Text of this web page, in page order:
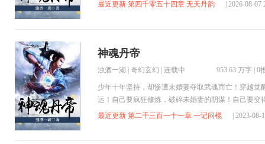
最近更新 第四千零五十四章 无天丹韵 | 2026-08-
神魂丹帝
浊酒一湖 奇幻玄幻 | 连载中 953.63 万字 0
少年十年坚持，却惨遭未婚妻夺取武魂而亡！穿越
运！自己要疯狂修炼，破碎未婚妻的阴谋！自己要
代丹帝！
最近更新 第二千三百一十一章 一记闷棍 | 2023-